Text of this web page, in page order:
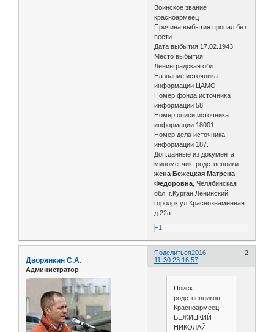
Воинское звание
красноармеец
Причина выбытия пропал без
вести
Дата выбытия 17.02.1943
Место выбытия
Ленинградская обл.
Название источника
информации ЦАМО
Номер фонда источника
информации 58
Номер описи источника
информации 18001
Номер дела источника
информации 187.
Доп.данные из документа:
минометчик, родственники -
жена Бежецкая Матрена
Федоровна , Челябинская
обл. г.Курган Ленинский
городок ул.Краснознаменная
д.22а.
+1
Поделиться 2
2016-
11-30 23:16:57
Дворянкин С.А.
Администратор
Поиск
родственников!
Красноармеец
БЕЖИЦКИЙ
НИКОЛАЙ